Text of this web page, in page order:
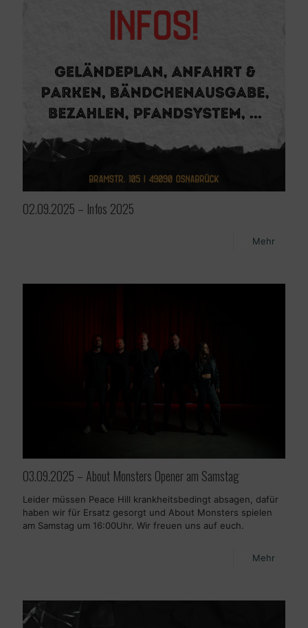
02.09.2025 – Infos 2025
Mehr
03.09.2025 – About Monsters Opener am Samstag
Leider müssen Peace Hill krankheitsbedingt absagen, dafür
haben wir für Ersatz gesorgt und About Monsters spielen
am Samstag um 16:00Uhr. Wir freuen uns auf euch.
Mehr